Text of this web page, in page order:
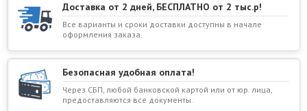
Доставка от 2 дней, БЕСПЛАТНО от 2 тыс.р!
Все варианты и сроки доставки доступны в начале
оформления заказа.
Безопасная удобная оплата!
Через СБП, любой банковской картой или от юр. лица,
предоставляются все документы.